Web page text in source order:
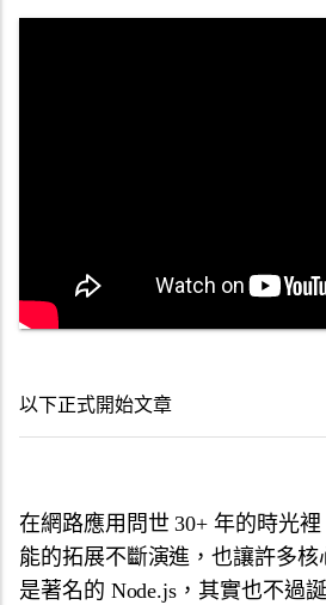
以下正式開始文章
在網路應用問世 30+ 年的時光裡
能的拓展不斷演進，也讓許多
是著名的 Node.js，其實也不過